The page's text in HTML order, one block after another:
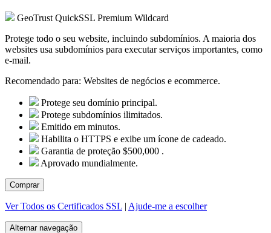
GeoTrust QuickSSL Premium Wildcard
Protege todo o seu website, incluindo subdomínios. A maioria dos
websites usa subdomínios para executar serviços importantes, como
e-mail.
Recomendado para: Websites de negócios e ecommerce.
Protege seu domínio principal.
Protege subdomínios ilimitados.
Emitido em minutos.
Habilita o HTTPS e exibe um ícone de cadeado.
Garantia de proteção $500,000 .
Aprovado mundialmente.
Comprar
Ver Todos os Certificados SSL | Ajude-me a escolher
Alternar navegação